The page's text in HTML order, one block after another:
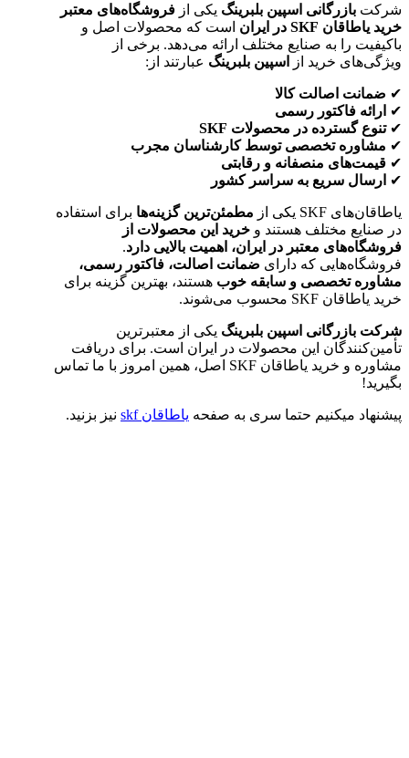
شرکت بازرگانی اسپین بلبرینگ یکی از فروشگاه‌های معتبر
خرید یاطاقان SKF در ایران
است که محصولات اصل و
باکیفیت را به صنایع مختلف ارائه می‌دهد. برخی از
ویژگی‌های خرید از
اسپین بلبرینگ عبارتند از:
✔ ضمانت اصالت کالا
✔ ارائه فاکتور رسمی
✔تنوع گسترده در محصولات SKF
✔ مشاوره تخصصی توسط کارشناسان مجرب
✔ قیمت‌های منصفانه و رقابتی
✔ ارسال سریع به سراسر کشور
یاطاقان‌های SKF یکی از مطمئن‌ترین گزینه‌ها برای استفاده
در صنایع مختلف هستند و خرید این محصولات از
فروشگاه‌های معتبر در ایران، اهمیت بالایی دارد.
فروشگاه‌هایی که دارای ضمانت اصالت، فاکتور رسمی،
مشاوره تخصصی و سابقه خوب هستند، بهترین گزینه برای
خرید یاطاقان SKF محسوب می‌شوند.
شرکت بازرگانی اسپین بلبرینگ یکی از معتبرترین
تأمین‌کنندگان این محصولات در ایران است. برای دریافت
مشاوره و خرید یاطاقان SKF اصل، همین امروز با ما تماس
بگیرید!
پیشنهاد میکنیم حتما سری به صفحه یاطاقان skf نیز بزنید.